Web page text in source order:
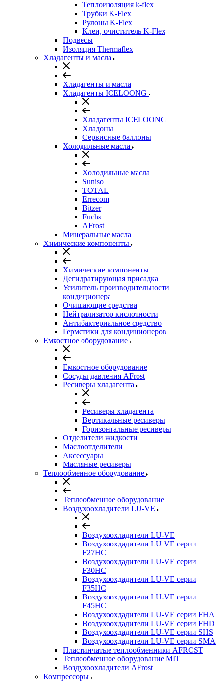
Теплоизоляция k-flex
Трубки K-Flex
Рулоны K-Flex
Клеи, очиститель K-Flex
Подвесы
Изоляция Thermaflex
Хладагенты и масла
Хладагенты и масла
Хладагенты ICELOONG
Хладагенты ICELOONG
Хладоны
Сервисные баллоны
Холодильные масла
Холодильные масла
Suniso
TOTAL
Errecom
Bitzer
Fuchs
AFrost
Минеральные масла
Химические компоненты
Химические компоненты
Дегидратирующая присадка
Усилитель производительности
кондиционера
Очищающие средства
Нейтрализатор кислотности
Антибактериальное средство
Герметики для кондиционеров
Емкостное оборудование
Емкостное оборудование
Сосуды давления AFrost
Ресиверы хладагента
Ресиверы хладагента
Вертикальные ресиверы
Горизонтальные ресиверы
Отделители жидкости
Маслоотделители
Аксессуары
Масляные ресиверы
Теплообменное оборудование
Теплообменное оборудование
Воздухоохладители LU-VE
Воздухоохладители LU-VE
Воздухоохдадители LU-VE серии
F27HC
Воздухоохдадители LU-VE серии
F30HC
Воздухоохдадители LU-VE серии
F35HC
Воздухоохдадители LU-VE серии
F45HC
Воздухоохдадители LU-VE серии FHA
Воздухоохдадители LU-VE серии FHD
Воздухоохдадители LU-VE серии SHS
Воздухоохдадители LU-VE серии SMA
Пластинчатые теплообменники AFROST
Теплообменное оборудование MIT
Воздухоохладители AFrost
Компрессоры